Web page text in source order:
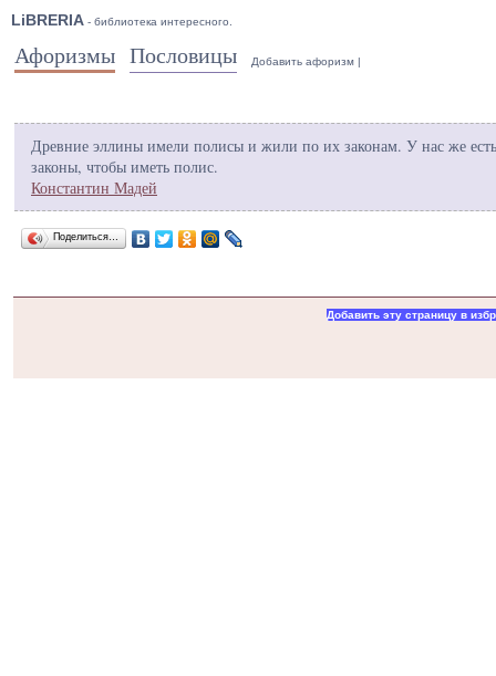
LiBRERIA - библиотека интересного.
Афоризмы Пословицы Добавить афоризм |
Древние эллины имели полисы и жили по их законам. У нас же есть
законы, чтобы иметь полис.
Константин Мадей
Поделиться…
Добавить эту страницу в